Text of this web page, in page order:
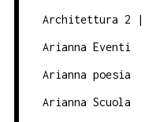
Architettura 2 |
Arianna Eventi
Arianna poesia
Arianna Scuola